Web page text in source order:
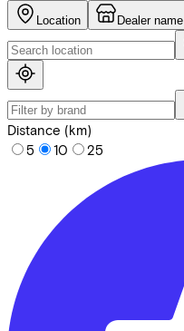
Location Dealer name
Distance (km)
5
10 25